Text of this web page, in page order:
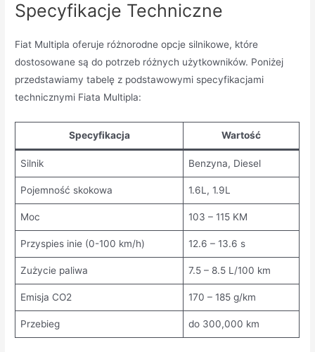
Specyfikacje Techniczne
Fiat Multipla oferuje różnorodne opcje silnikowe, które
dostosowane są do potrzeb różnych użytkowników. Poniżej
przedstawiamy tabelę z podstawowymi specyfikacjami
technicznymi Fiata Multipla:
Specyfikacja Wartość
Silnik Benzyna, Diesel
Pojemność skokowa 1.6L, 1.9L
Moc 103 – 115 KM
Przyspies inie (0-100 km/h) 12.6 – 13.6 s
Zużycie paliwa 7.5 – 8.5 L/100 km
Emisja CO2 170 – 185 g/km
Przebieg do 300,000 km